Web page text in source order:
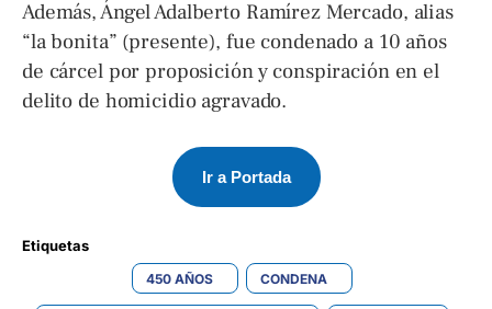
Además, Ángel Adalberto Ramírez Mercado, alias
“la bonita” (presente), fue condenado a 10 años
de cárcel por proposición y conspiración en el
delito de homicidio agravado.
Ir a Portada
Etiquetas
450 AÑOS CONDENA